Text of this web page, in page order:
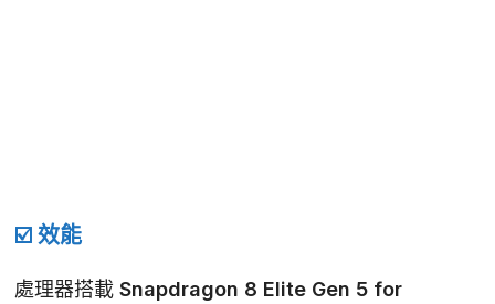
☑️ 效能
處理器搭載 Snapdragon 8 Elite Gen 5 for